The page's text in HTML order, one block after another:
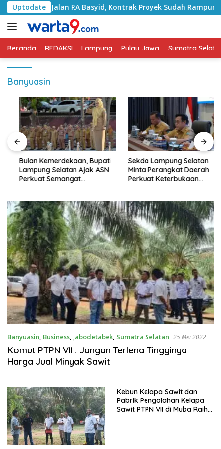
Langsung
ke
konten
Uptodate
Jalan RA Basyid, Kontrak Proyek Sudah Rampung
Beranda REDAKSI Lampung Pulau Jawa Sumatra
Banyuasin
Bulan Kemerdekaan, Bupati
Lampung Selatan Ajak ASN
Perkuat Semangat
Sekda Lampung Selatan
Minta Perangkat Daerah
Perkuat Keterbukaan
Banyuasin, Business, Jabodetabek, Sumatra Selatan 25 Mei 2022
Komut PTPN VII : Jangan Terlena Tingginya
Harga Jual Minyak Sawit
Kebun Kelapa Sawit dan
Pabrik Pengolahan Kelapa
Sawit PTPN VII di Muba Raih